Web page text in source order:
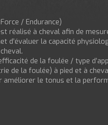
/ Endurance)
réalisé à cheval afin de
d’évaluer la capacité
de la foulée / type
de la foulée) à pied et à
améliorer le tonus et la